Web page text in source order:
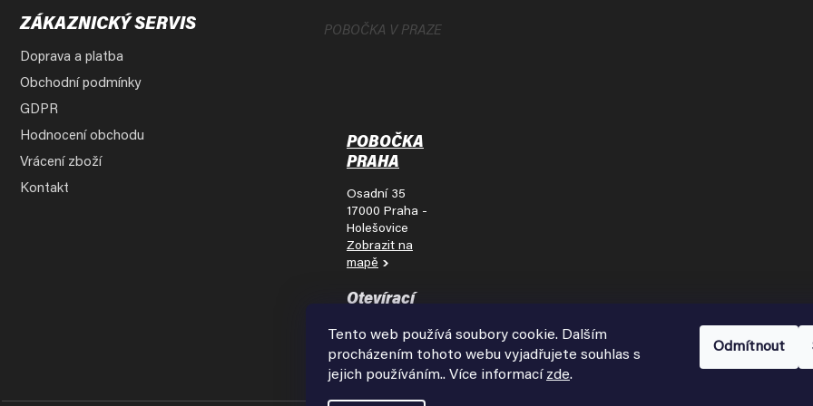
Tento web používá soubory cookie. Dalším
procházením tohoto webu vyjadřujete souhlas s
jejich používáním.. Více informací zde.
Odmítnout
ZÁKAZNICKÝ SERVIS
Doprava a platba
Obchodní podmínky
GDPR
Hodnocení obchodu
Vrácení zboží
Kontakt
POBOČKA V PRAZE
POBOČKA
PRAHA
Osadní 35
17000 Praha -
Holešovice
Zobrazit na
mapě
Otevírací
Pondělí - Pátek
9:00 - 18:00